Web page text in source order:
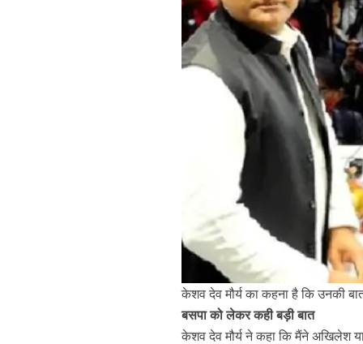
केशव देव मौर्य का कहना है कि उनकी
बसपा को लेकर कही बड़ी बात
केशव देव मौर्य ने कहा कि मैंने अखिलेश